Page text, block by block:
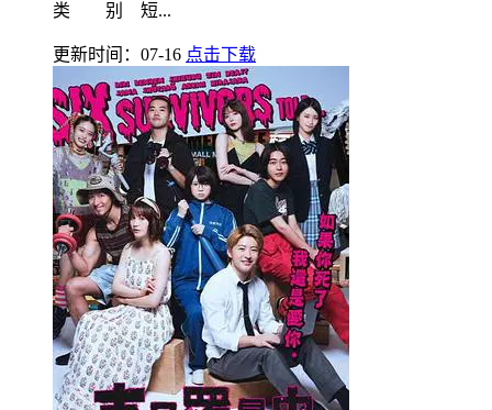
类 别 短...
更新时间：07-16 点击下载